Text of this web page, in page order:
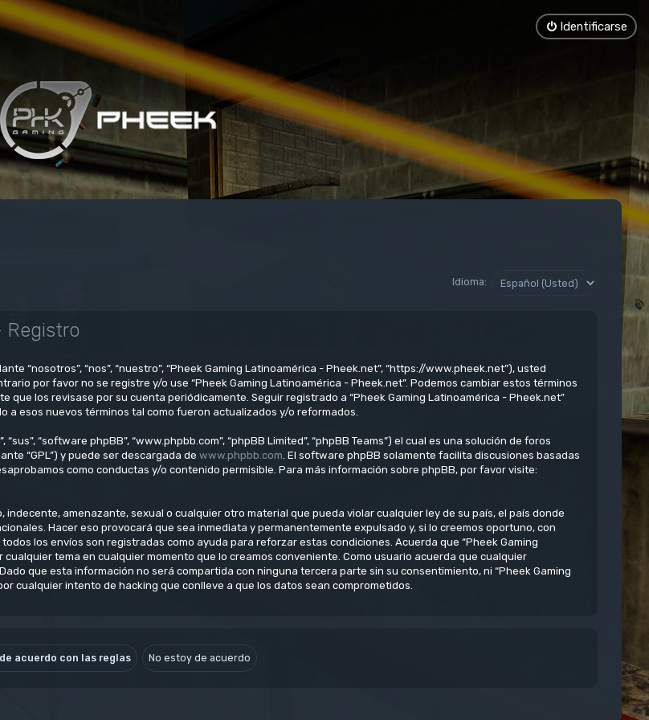
Identificarse
Idioma:
Registro
“nosotros”, “nos”, “nuestro”, “Pheek Gaming Latinoamérica - Pheek.net”, “https://www.pheek.net”), usted
por favor no se registre y/o use “Pheek Gaming Latinoamérica - Pheek.net”. Podemos cambiar estos términos
los revisase por su cuenta periódicamente. Seguir registrado a “Pheek Gaming Latinoamérica - Pheek.net”
esos nuevos términos tal como fueron actualizados y/o reformados.
“software phpBB”, “www.phpbb.com”, “phpBB Limited”, “phpBB Teams”) el cual es una solución de foros
“GPL”) y puede ser descargada de www.phpbb.com . El software phpBB solamente facilita discusiones basadas
como conductas y/o contenido permisible. Para más información sobre phpBB, por favor visite:
amenazante, sexual o cualquier otro material que pueda violar cualquier ley de su país, el país donde
Hacer eso provocará que sea inmediata y permanentemente expulsado y, si lo creemos oportuno, con
los envíos son registradas como ayuda para reforzar estas condiciones. Acuerda que “Pheek Gaming
tema en cualquier momento que lo creamos conveniente. Como usuario acuerda que cualquier
que esta información no será compartida con ninguna tercera parte sin su consentimiento, ni “Pheek Gaming
cualquier intento de hacking que conlleve a que los datos sean comprometidos.